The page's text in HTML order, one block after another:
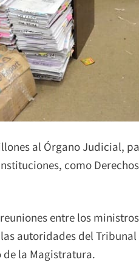
al Órgano Judicial,
como
entre los
autoridades del
la Magistratura.